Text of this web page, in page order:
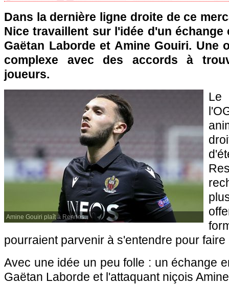
Dans la dernière ligne droite de ce
Nice travaillent sur l'idée d'un échange
Gaëtan Laborde et Amine Gouiri. Une
complexe avec des accords à
joueurs.
Amine Gouiri plaît à Rennes.
Le
pourraient parvenir à s'entendre pour
Avec une idée un peu folle : un échange
Gaëtan Laborde et l'attaquant niçois